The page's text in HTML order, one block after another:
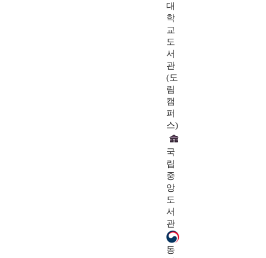
대
학
교
도
서
관
(도
림
캠
퍼
스)
국
립
중
앙
도
서
관
동